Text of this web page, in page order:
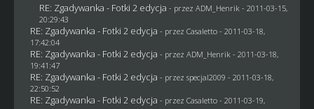
RE: Zgadywanka - Fotki 2 edycja - przez ADM_Henrik - 2011-03-15,
20:29:43
RE: Zgadywanka - Fotki 2 edycja - przez Casaletto- 2011-03-18,
17:42:04
RE: Zgadywanka - Fotki 2 edycja - przez ADM_Henrik - 2011-03-18,
19:41:47
RE: Zgadywanka - Fotki 2 edycja - przez specjal2009 - 2011-03-18,
22:50:52
RE: Zgadywanka - Fotki 2 edycja - przez Casaletto- 2011-03-19,